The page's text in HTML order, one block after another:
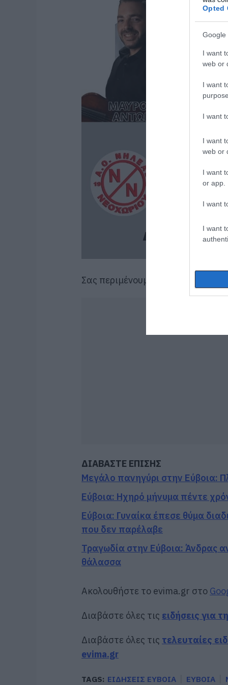
Opted
Google
I want
web or
I want
I want
I want
web or
I want
or app.
I want
I want
Σας περιμένουμε!
ΔΙΑΒΑΣΤΕ ΕΠΙΣΗΣ
Μεγάλο πανηγύρι στην Εύβοια:
Εύβοια: Ηχηρό μήνυμα πέντε
Εύβοια: Γυναίκα έπεσε θύμα
που δεν παρέλαβε
Τραγωδία στην Εύβοια: Άνδρας
θάλασσα
Ακολουθήστε το evima.gr στο
Διαβάστε όλες τις ειδήσεις για
Διαβάστε όλες τις τελευταίες
evima.gr
TAGS: ΕΙΔΗΣΕΙΣ ΕΥΒΟΙΑ ΕΥΒΟΙΑ